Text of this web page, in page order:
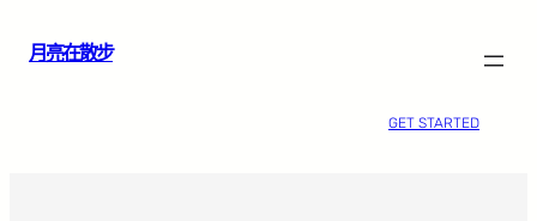
月亮在散步
GET STARTED